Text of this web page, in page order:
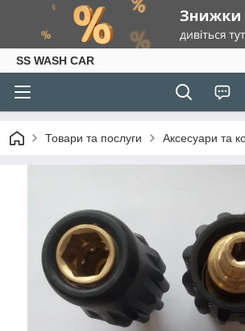
SS WASH CAR
Товари та послуги Аксесуари та